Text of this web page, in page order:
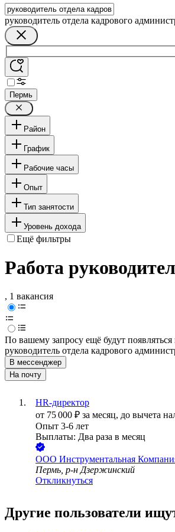
руководитель отдела кадрового
Пермь
Район
График
Рабочие часы
Опыт
Тип занятости
Уровень дохода
Ещё фильтры
Работа
, 1 вакансия
По вашему запросу ещё будут
руководитель отдела кадрового
В мессенджер
На почту
HR-директор
от 75 000 ₽ за месяц, до вычета
Опыт 3-6 лет
Выплаты: Два раза в месяц
ООО Инструментальная
Пермь, р-н Дзержинский
Откликнуться
Другие пользователи